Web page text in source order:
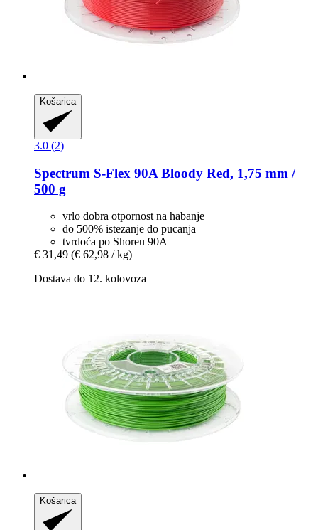
Košarica
3.0 (2)
Spectrum S-​Flex 90A Bloody Red, 1,75 mm /
500 g
vrlo dobra otpornost na habanje
do 500% istezanje do pucanja
tvrdoća po Shoreu 90A
€ 31,49 (€ 62,98 / kg)
Dostava do 12. kolovoza
Košarica